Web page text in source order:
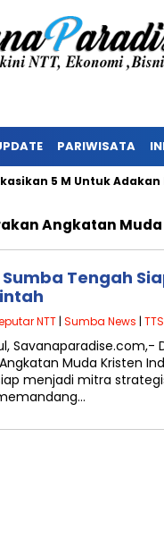
PARIWISATA
5 M Untuk Adakan
Angkatan
Tengah
NTT | Sumba News | TTS
Savanaparadise.com,-
Muda Kristen
menjadi mitra